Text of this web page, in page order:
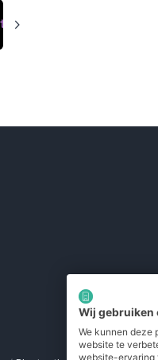
Wij gebruiken
We kunnen deze
website te
website-ervaring